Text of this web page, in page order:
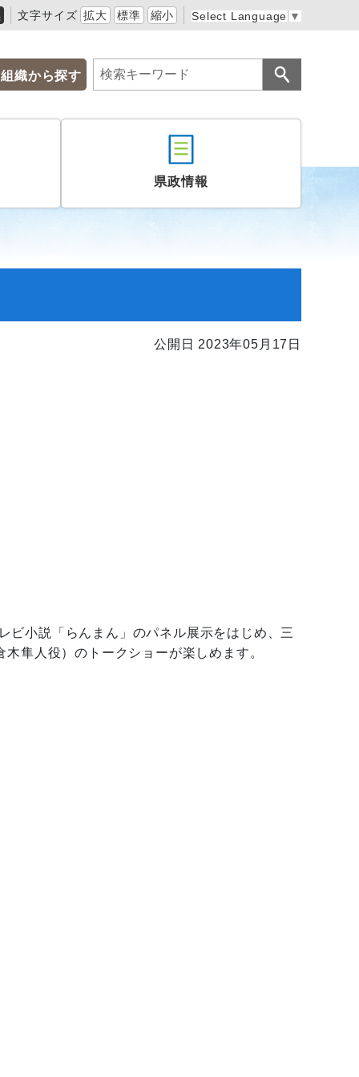
文字サイズ 拡大 標準 縮小 Select Language ▼
組織から探す
県政情報
公開日 2023年05月17日
ビ小説「らんまん」のパネル展示をはじめ、三
隼人役）のトークショーが楽しめます。